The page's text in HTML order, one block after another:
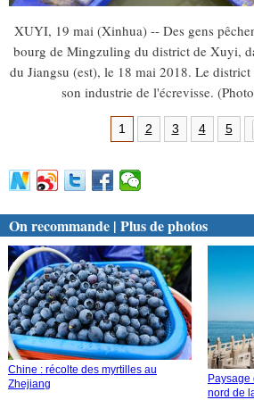
XUYI, 19 mai (Xinhua) -- Des gens
bourg de Mingzuling du district de Xuyi,
du Jiangsu (est), le 18 mai 2018. Le
son industrie de l'écrevisse.
1 2 3 4 5
On recommande | Plus de photos
Chine : récolte des myrtilles au
Zhejiang
Paysage
nord de